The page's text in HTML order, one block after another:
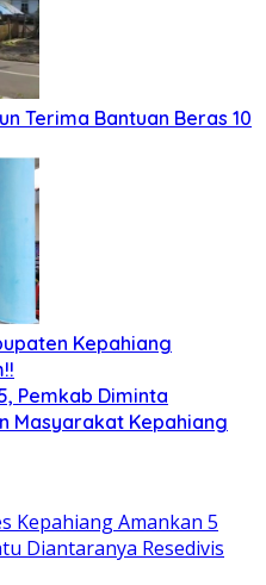
Terima Bantuan Beras 10
Kepahiang
Pemkab Diminta
Masyarakat Kepahiang